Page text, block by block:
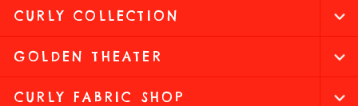
CURLY COLLECTION
GOLDEN THEATER
CURLY FABRIC SHOP